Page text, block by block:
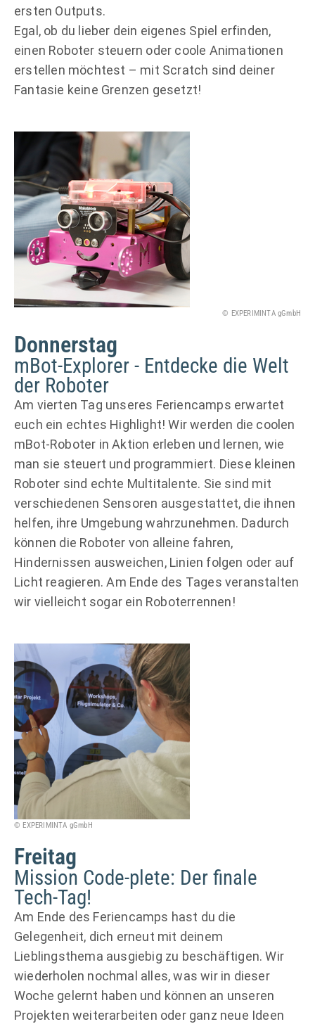
ersten Outputs.
Egal, ob du lieber dein eigenes Spiel erfinden,
einen Roboter steuern oder coole Animationen
erstellen möchtest – mit Scratch sind deiner
Fantasie keine Grenzen gesetzt!
© EXPERIMINTA gGmbH
Donnerstag
mBot-Explorer - Entdecke die Welt
der Roboter
Am vierten Tag unseres Feriencamps erwartet
euch ein echtes Highlight! Wir werden die coolen
mBot-Roboter in Aktion erleben und lernen, wie
man sie steuert und programmiert. Diese kleinen
Roboter sind echte Multitalente. Sie sind mit
verschiedenen Sensoren ausgestattet, die ihnen
helfen, ihre Umgebung wahrzunehmen. Dadurch
können die Roboter von alleine fahren,
Hindernissen ausweichen, Linien folgen oder auf
Licht reagieren. Am Ende des Tages veranstalten
wir vielleicht sogar ein Roboterrennen!
© EXPERIMINTA gGmbH
Freitag
Mission Code-plete: Der finale
Tech-Tag!
Am Ende des Feriencamps hast du die
Gelegenheit, dich erneut mit deinem
Lieblingsthema ausgiebig zu beschäftigen. Wir
wiederholen nochmal alles, was wir in dieser
Woche gelernt haben und können an unseren
Projekten weiterarbeiten oder ganz neue Ideen